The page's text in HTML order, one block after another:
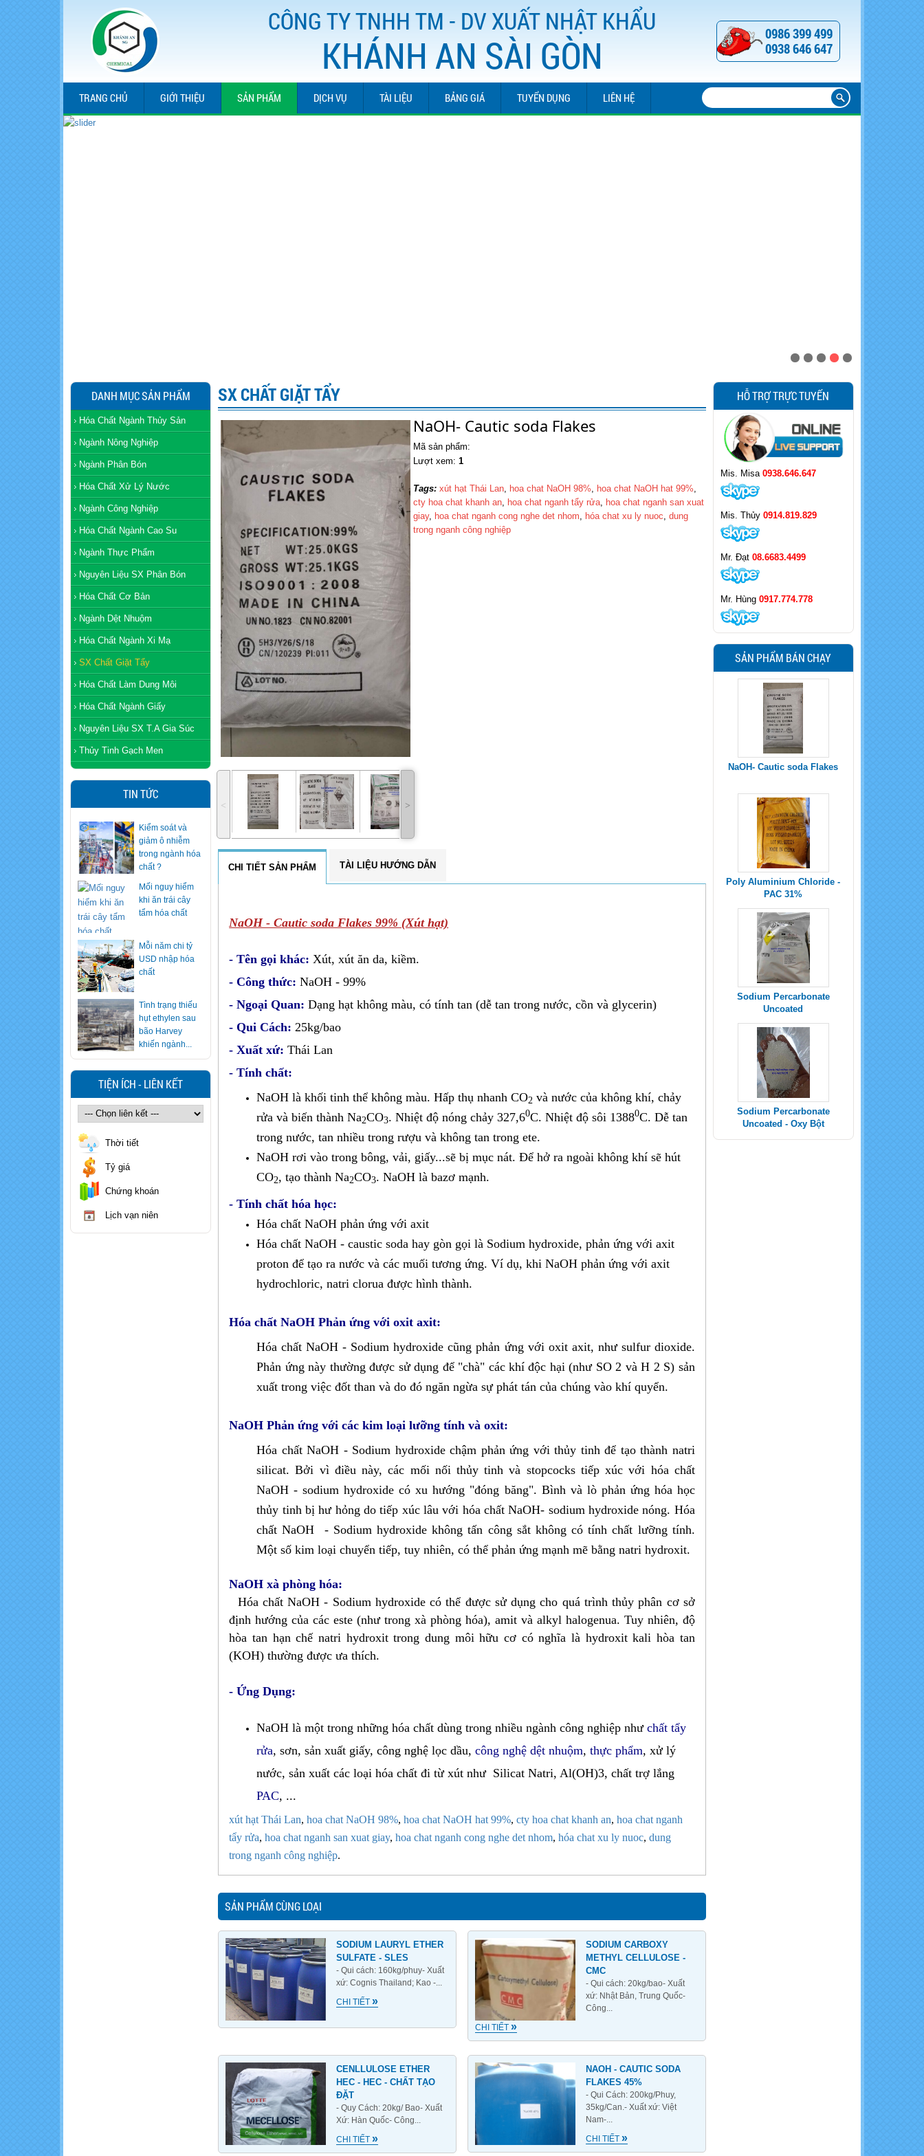
CÔNG TY TNHH TM - DV XUẤT NHẬT KHẨU
KHÁNH AN SÀI GÒN
0986 399 499
0938 646 647
TRANG CHỦ GIỚI THIỆU SẢN PHẨM DỊCH VỤ TÀI LIỆU BẢNG GIÁ TUYỂN DỤNG LIÊN HỆ
DANH MỤC SẢN PHẨM
Hóa Chất Ngành Thủy Sản
Ngành Nông Nghiệp
Ngành Phân Bón
Hóa Chất Xử Lý Nước
Ngành Công Nghiệp
Hóa Chất Ngành Cao Su
Ngành Thực Phẩm
Nguyên Liệu SX Phân Bón
Hóa Chất Cơ Bản
Ngành Dệt Nhuộm
Hóa Chất Ngành Xi Mạ
SX Chất Giặt Tẩy
Hóa Chất Làm Dung Môi
Hóa Chất Ngành Giấy
Nguyên Liệu SX T.A Gia Súc
Thủy Tinh Gạch Men
TIN TỨC
Kiểm soát và
giảm ô nhiễm
trong ngành hóa
chất ?
Mối nguy hiểm
khi ăn trái cây
tẩm hóa chất
Mỗi năm chi tỷ
USD nhập hóa
chất
Tình trạng thiếu
hụt ethylen sau
bão Harvey
khiến ngành...
nhưng bạn có
biết cách "vạch
mặt" nồi lẩu...
Xử trí nhanh khi
rượu khiến 7
methanol, 1...
TIỆN ÍCH - LIÊN KẾT
Thời tiết
Tỷ giá
Chứng khoán
Lịch vạn niên
SX CHẤT GIẶT TẨY
˂ ˃
NaOH- Cautic soda Flakes
Mã sản phẩm:
Lượt xem:1
Tags: xút hạt Th​ái Lan hoa chat NaOH 98% hoa chat NaOH hat 99%
cty hoa chat khanh an
hoa chat nganh tẩy rửa
hoa chat nganh san xuat
giay, hoa chat nganh cong nghe det nhom hóa chat xu ly nuoc ,dung
trong nganh công nghiệp
CHI TIẾT SẢN PHẨM TÀI LIỆU HƯỚNG DẪN
NaOH - Cautic soda Flakes 99% (Xút hạt)
- Tên gọi khác:Xút, xút ăn da, kiềm.
- Công thức: NaOH - 99%
- Ngoại Quan:Dạng hạt không màu, có tính tan (dễ tan trong nước, cồn và glycerin)
- Qui Cách: 25kg/bao
- Xuất xứ:Thái Lan
- Tính chất:
NaOH là khối tinh thể không màu. Hấp thụ nhanh CO2 và nước của không khí, chảy
rửa và biến thành Na2CO3. Nhiệt độ nóng chảy 327,60C. Nhiệt độ sôi 13880C. Dễ tan
trong nước, tan nhiều trong rượu và không tan trong ete.
NaOH rơi vào trong bông, vải, giấy...sẽ bị mục nát. Để hở ra ngoài không khí sẽ hút
CO2, tạo thành Na2CO3. NaOH là bazơ mạnh.
- Tính chất hóa học:
Hóa chất NaOH phản ứng với axit
Hóa chất NaOH - caustic soda hay gòn gọi là Sodium hydroxide, phản ứng với axit
proton để tạo ra nước và các muối tương ứng. Ví dụ, khi NaOH phản ứng với axit
hydrochloric, natri clorua được hình thành.
Hóa chất NaOH Phản ứng với oxit axit:
Hóa chất NaOH - Sodium hydroxide cũng phản ứng với oxit axit, như sulfur dioxide.
Phản ứng này thường được sử dụng để "chà" các khí độc hại (như SO 2 và H 2 S) sản
xuất trong việc đốt than và do đó ngăn ngừa sự phát tán của chúng vào khí quyển.
NaOH Phản ứng với các kim loại lưỡng tính và oxit:
Hóa chất NaOH - Sodium hydroxide chậm phản ứng với thủy tinh để tạo thành natri
silicat. Bởi vì điều này, các mối nối thủy tinh và stopcocks tiếp xúc với hóa chất
NaOH - sodium hydroxide có xu hướng "đóng băng". Bình và lò phản ứng hóa học
thủy tinh bị hư hỏng do tiếp xúc lâu với hóa chất NaOH- sodium hydroxide nóng. Hóa
chất NaOH - Sodium hydroxide không tấn công sắt không có tính chất lưỡng tính.
Một số kim loại chuyển tiếp, tuy nhiên, có thể phản ứng mạnh mẽ bằng natri hydroxit.
NaOH xà phòng hóa:
Hóa chất NaOH - Sodium hydroxide có thể được sử dụng cho quá trình thủy phân cơ sở
định hướng của các este (như trong xà phòng hóa), amit và alkyl halogenua. Tuy nhiên, độ
hòa tan hạn chế natri hydroxit trong dung môi hữu cơ có nghĩa là hydroxit kali hòa tan
(KOH) thường được ưa thích.
- Ứng Dụng:
NaOH là một trong những hóa chất dùng trong nhiều ngành công nghiệp nhưchất tẩy
rửa, sơn, sản xuất giấy, công nghệ lọc dầu,công nghệ dệt nhuộm, thực phẩm, xử lý
nước, sản xuất các loại hóa chất đi từ xút như Silicat Natri, Al(OH)3, chất trợ lắng
PAC, ...
xút hạt Th​ái Lan,hoa chat NaOH 98%,hoa chat NaOH hat 99%,cty hoa chat khanh an,hoa chat nganh
tẩy rửa, hoa chat nganh san xuat giay,hoa chat nganh cong nghe det nhom, hóa chat xu ly nuoc,dung
trong nganh công nghiệp.
SẢN PHẨM CÙNG LOẠI
SODIUM LAURYL ETHER
SULFATE - SLES
- Qui cách: 160kg/phuy- Xuất
xứ: Cognis Thailand; Kao -...
CHI TIẾT»
SODIUM CARBOXY
METHYL CELLULOSE -
CMC
- Qui cách: 20kg/bao- Xuất
xứ: Nhật Bản, Trung Quốc-
Công...
CHI TIẾT »
CENLLULOSE ETHER
HEC - HEC - CHẤT TẠO
ĐẶT
- Quy Cách: 20kg/ Bao- Xuất
Xứ: Hàn Quốc- Công...
CHI TIẾT»
NAOH - CAUTIC SODA
FLAKES 45%
- Qui Cách: 200kg/Phuy,
35kg/Can.- Xuất xứ: Việt
Nam-...
CHI TIẾT»
HỖ TRỢ TRỰC TUYẾN
Mis. Misa 0938.646.647
Mis. Thủy 0914.819.829
Mr. Đạt 08.6683.4499
Mr. Hùng 0917.774.778
SẢN PHẨM BÁN CHẠY
Poly Aluminium Chloride -
Sodium Percarbonate
Uncoated
Sodium Percarbonate
Uncoated - Oxy Bột
SODIUM METABISULFITE _
Na2S2O5